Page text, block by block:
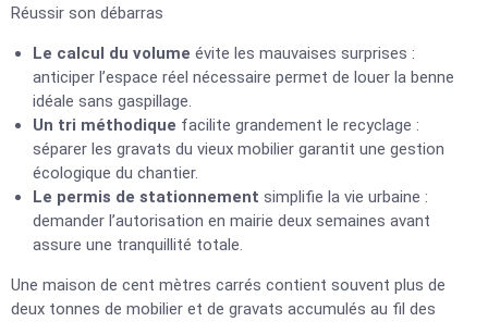
Réussir son débarras
Le calcul du volume évite les mauvaises surprises :
anticiper l’espace réel nécessaire permet de louer la benne
idéale sans gaspillage.
Un tri méthodique facilite grandement le recyclage :
séparer les gravats du vieux mobilier garantit une gestion
écologique du chantier.
Le permis de stationnement simplifie la vie urbaine :
demander l’autorisation en mairie deux semaines avant
assure une tranquillité totale.
Une maison de cent mètres carrés contient souvent plus de
deux tonnes de mobilier et de gravats accumulés au fil des